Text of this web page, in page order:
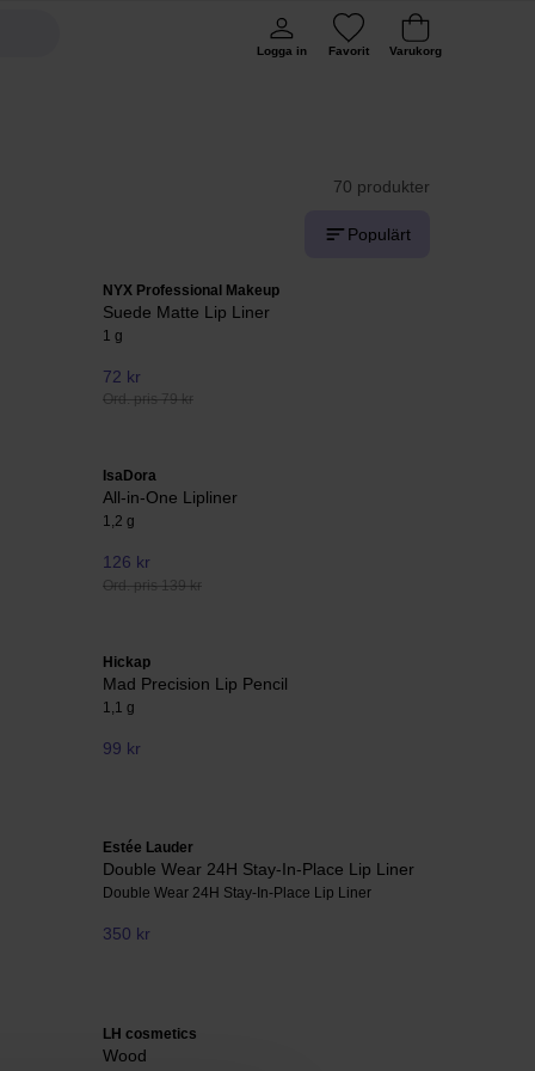
Logga in Favorit Varukorg
70 produkter
Populärt
NYX Professional Makeup
Suede Matte Lip Liner
1 g
72 kr
Ord. pris 79 kr
IsaDora
All-in-One Lipliner
1,2 g
126 kr
Ord. pris 139 kr
Hickap
Mad Precision Lip Pencil
1,1 g
99 kr
Estée Lauder
Double Wear 24H Stay-In-Place Lip Liner
Double Wear 24H Stay-In-Place Lip Liner
350 kr
LH cosmetics
Wood